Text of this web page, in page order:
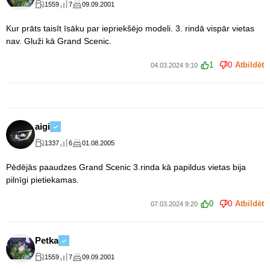
1559 7 09.09.2001
Kur prāts taisīt īsāku par iepriekšējo modeli. 3. rindā vispār vietas
nav. Gluži kā Grand Scenic.
04.03.2024 9:10 1 0 Atbildēt
aigi
1337 6 01.08.2005
Pēdējās paaudzes Grand Scenic 3.rinda kā papildus vietas bija
pilnīgi pietiekamas.
07.03.2024 9:20 0 0 Atbildēt
Petka
1559 7 09.09.2001